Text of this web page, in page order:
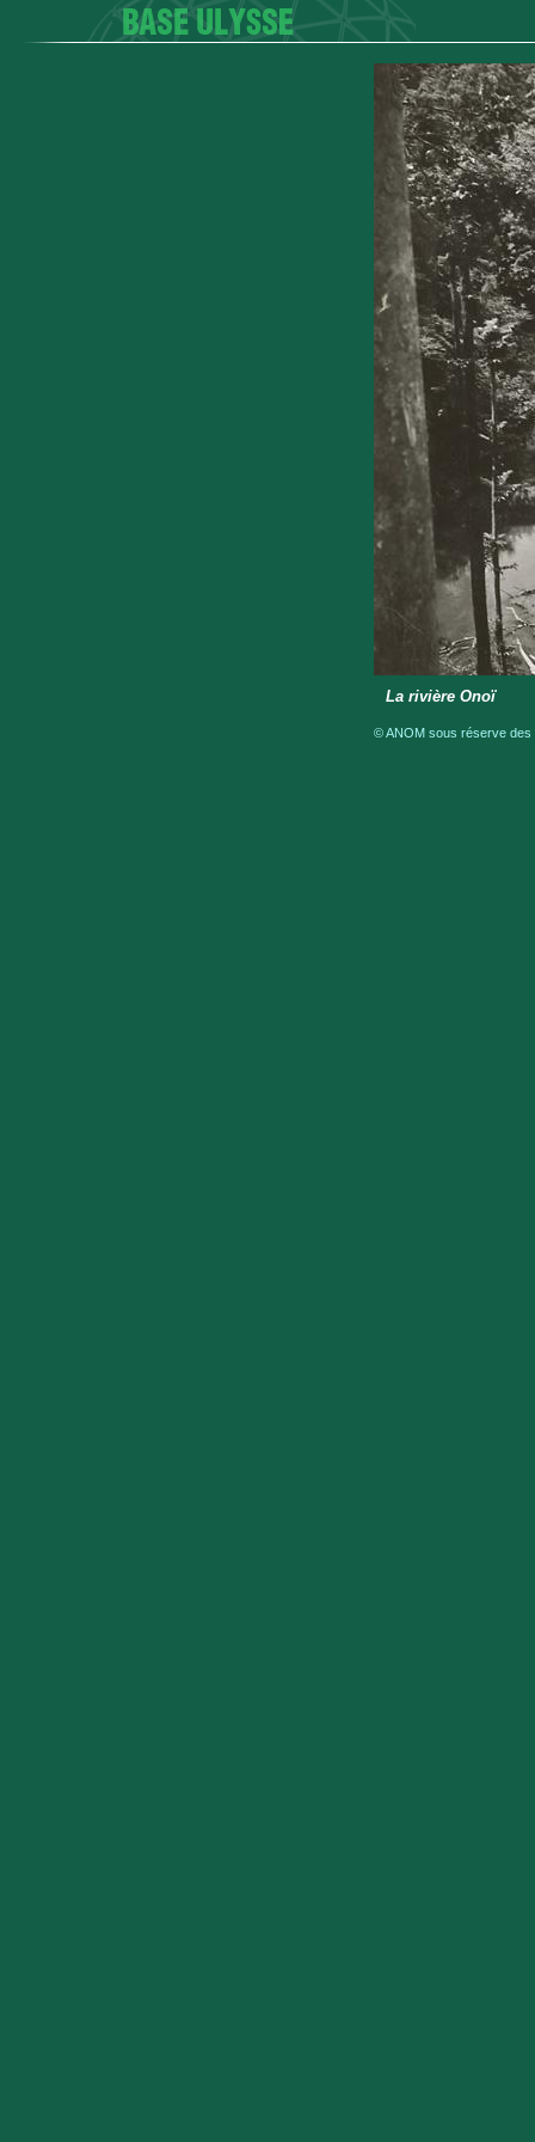
La rivière Onoï
© ANOM sous réserve